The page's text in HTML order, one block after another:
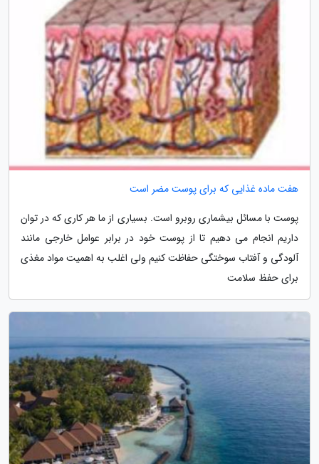
هفت ماده غذایی که برای پوست مضر است
پوست با مسائل بیشماری روبرو است. بسیاری از ما هر کاری که در توان
داریم انجام می دهیم تا از پوست خود در برابر عوامل خارجی مانند
آلودگی و آفتاب سوختگی حفاظت کنیم ولی اغلب به اهمیت مواد مغذی
برای حفظ سلامت